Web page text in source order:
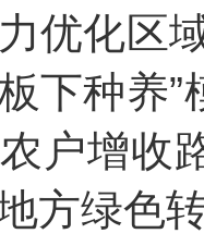
优化区
板下种养
户增收
方绿色